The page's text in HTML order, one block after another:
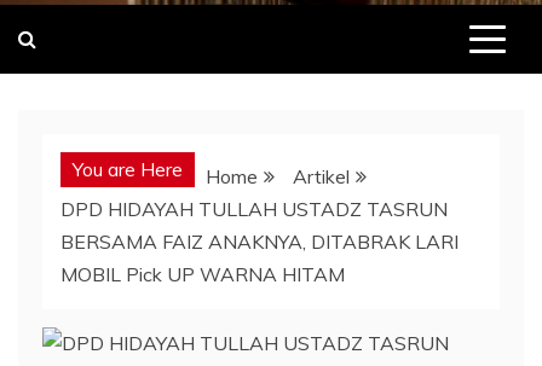
You are Here Home
Artikel
DPD HIDAYAH TULLAH USTADZ TASRUN
BERSAMA FAIZ ANAKNYA, DITABRAK LARI
MOBIL Pick UP WARNA HITAM